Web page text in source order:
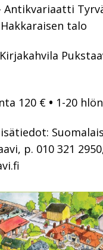
Antikvariaatti
talo
120 € • 1-20
p. 010 321